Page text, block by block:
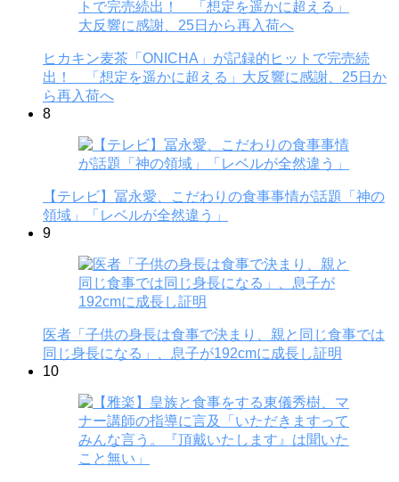
ヒカキン麦茶「ONICHA」が記録的ヒットで完売続
出！ 「想定を遥かに超える」大反響に感謝、25日か
ら再入荷へ
8
【テレビ】冨永愛、こだわりの食事事情が話題「神の
領域」「レベルが全然違う」
9
医者「子供の身長は食事で決まり、親と同じ食事では
同じ身長になる」、息子が192cmに成長し証明
10